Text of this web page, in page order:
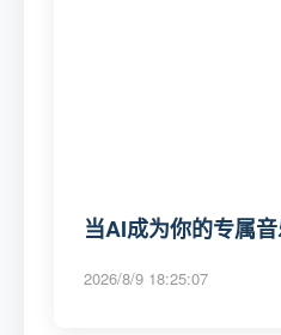
当AI成为你的专属
2026/8/9 18:25:07